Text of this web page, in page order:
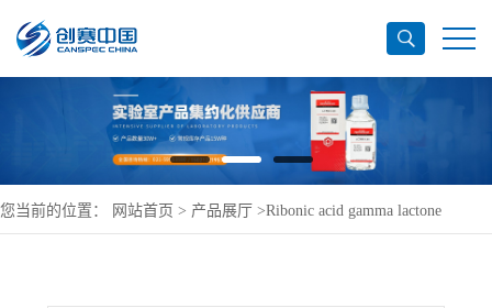
您当前的位置： 网站首页 > 产品展厅 >Ribonic acid gamma lactone